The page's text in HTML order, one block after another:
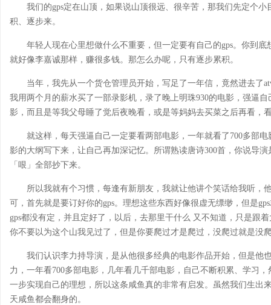
我们的gps定在山顶，如果说山顶很远、很辛苦，那我们先定个
积、逐步来。
年轻人现在心里想做什么不重要，但一定要有自己的gps。你到
就好像李嘉诚那样，赚很多钱。那怎么办呢，只有逐步累积。
当年，我先从一个货仓管理员开始，写足了一年信，竟然进去了
我用两个月的薪水买了一部录影机，录了晚上明珠930的电影，强逼
影，而且是等我父母睡了觉后夜晚看，或是等妈妈去买菜之后再看，
就这样，每天强逼自己一定要看两部电影，一年就看了700多部
影的大纲写下来，让自己再加深记忆。所谓熟读唐诗300首，你说导
「哏」全部抄下来。
所以我就有个习惯，每逢有新朋友，我就让他讲个笑话给我听，
可，首先就是要订好你的gps。理想这些东西好像很虚无缥缈，但是
gps都没有定，并且定好了，以后，去那里干什么 又不知道，只是跟
你不要以为这个山我见过了，但是你要爬过才是爬过，没爬过就是没
我们认识李力持导演，是从他很多经典的电影作品开始，但是他
力，一年看700多部电影，几年看几千部电影，自己不断积累、学习
一步实现自己的理想，所以这条咸鱼真的非常有启发。虽然我们生出
天咸鱼都会翻身的。